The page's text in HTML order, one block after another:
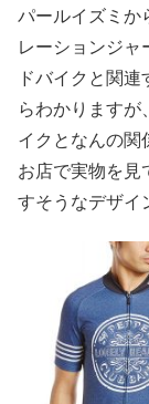
パールイズミか
レーションジ
ドバイクと関
らわかります
イクとなんの関
お店で実物を
すそうなデザイ